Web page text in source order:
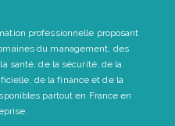
professionnelle proposant
du management, des
santé, de la sécurité, de la
de la finance et de la
partout en France en